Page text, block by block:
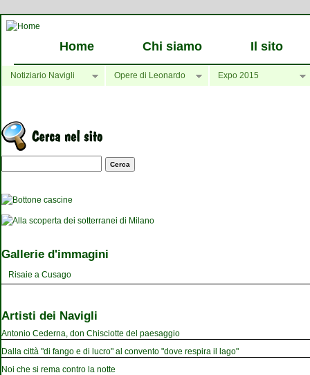
Home Chi siamo Il sito
Notiziario Navigli Opere di Leonardo Expo 2015
Maschera di ricerca
Gallerie d'immagini
Risaie a Cusago
Artisti dei Navigli
Antonio Cederna, don Chisciotte del paesaggio
Dalla città "di fango e di lucro" al convento "dove respira il lago"
Noi che si rema contro la notte